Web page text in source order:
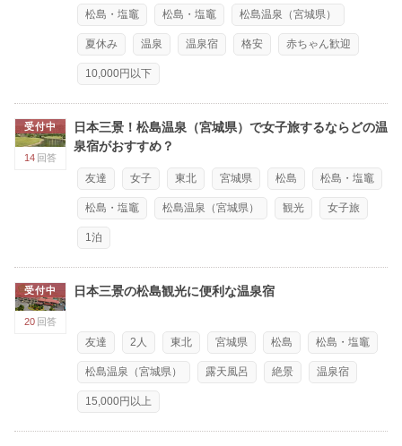
松島・塩竈 松島・塩竈 松島温泉（宮城県）
夏休み 温泉 温泉宿 格安 赤ちゃん歓迎
10,000円以下
受付中
14 回答
日本三景！松島温泉（宮城県）で女子旅するならどの温
泉宿がおすすめ？
友達 女子 東北 宮城県 松島 松島・塩竈
松島・塩竈 松島温泉（宮城県） 観光 女子旅
1泊
受付中
20 回答
日本三景の松島観光に便利な温泉宿
友達 2人 東北 宮城県 松島 松島・塩竈
松島温泉（宮城県） 露天風呂 絶景 温泉宿
15,000円以上